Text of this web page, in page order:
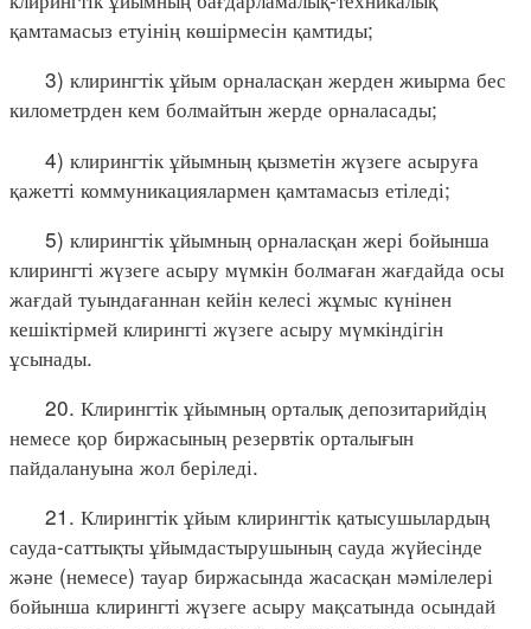
қамтамасыз етуінің көшірмесін қамтиды;
3) клирингтік ұйым орналасқан жерден жиырма бес
километрден кем болмайтын жерде орналасады;
4) клирингтік ұйымның қызметін жүзеге асыруға
қажетті коммуникациялармен қамтамасыз етіледі;
5) клирингтік ұйымның орналасқан жері бойынша
клирингті жүзеге асыру мүмкін болмаған жағдайда осы
жағдай туындағаннан кейін келесі жұмыс күнінен
кешіктірмей клирингті жүзеге асыру мүмкіндігін
ұсынады.
20. Клирингтік ұйымның орталық депозитарийдің
немесе қор биржасының резервтік орталығын
пайдалануына жол беріледі.
21. Клирингтік ұйым клирингтік қатысушылардың
сауда-саттықты ұйымдастырушының сауда жүйесінде
және (немесе) тауар биржасында жасасқан мәмілелері
бойынша клирингті жүзеге асыру мақсатында осындай